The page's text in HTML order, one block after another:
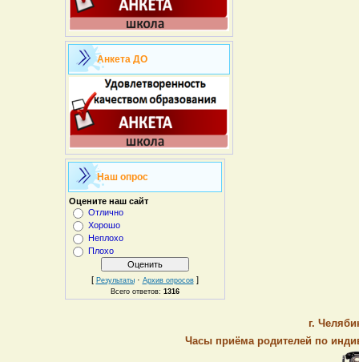
Анкета ДО
Наш опрос
Оцените наш сайт
Отлично
Хорошо
Неплохо
Плохо
[ Результаты· Архив опросов]
Всего ответов: 1316
г.
Часы приёма родителей по